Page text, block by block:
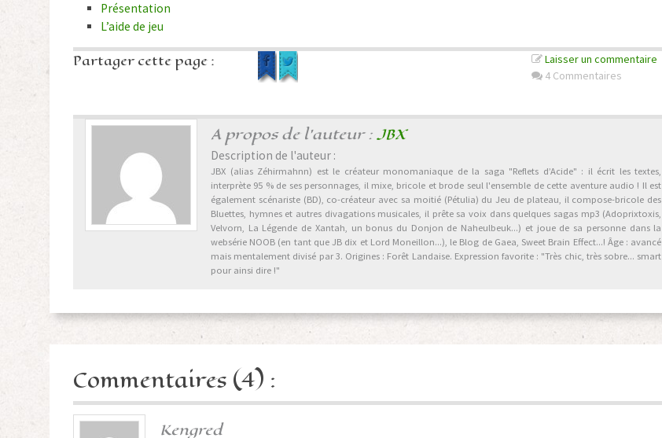
Présentation
L’aide de jeu
Partager cette page :
Laisser un commentaire
4 Commentaires
A propos de l'auteur :JBX
Description de l'auteur :
JBX (alias Zéhirmahnn) est le créateur monomaniaque de la saga "Reflets d’Acide" : il écrit les textes,
interprète 95 % de ses personnages, il mixe, bricole et brode seul l'ensemble de cette aventure audio ! Il est
également scénariste (BD), co-créateur avec sa moitié (Pétulia) du Jeu de plateau, il compose-bricole des
Bluettes, hymnes et autres divagations musicales, il prête sa voix dans quelques sagas mp3 (Adoprixtoxis,
Velvorn, La Légende de Xantah, un bonus du Donjon de Naheulbeuk...) et joue de sa personne dans la
websérie NOOB (en tant que JB dix et Lord Moneillon...), le Blog de Gaea, Sweet Brain Effect...! Âge : avancé
mais mentalement divisé par 3. Origines : Forêt Landaise. Expression favorite : "Très chic, très sobre... smart
pour ainsi dire !"
Commentaires (4) :
Kengred